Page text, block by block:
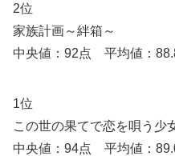
2位
家族計画～絆箱～
中央値：92点 平均値：
1位
この世の果てで恋を唄う少
中央値：94点 平均値：